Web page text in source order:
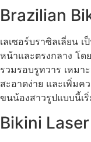
Brazilian
เลเซอร์บราซิลเลี่ยน
หน้าและตรงกลาง โด
รวมรอบรูทวาร เหม
สะอาดง่าย และเพิ่มค
ขนน้องสาวรูปแบบนี้เ
Bikini Laser